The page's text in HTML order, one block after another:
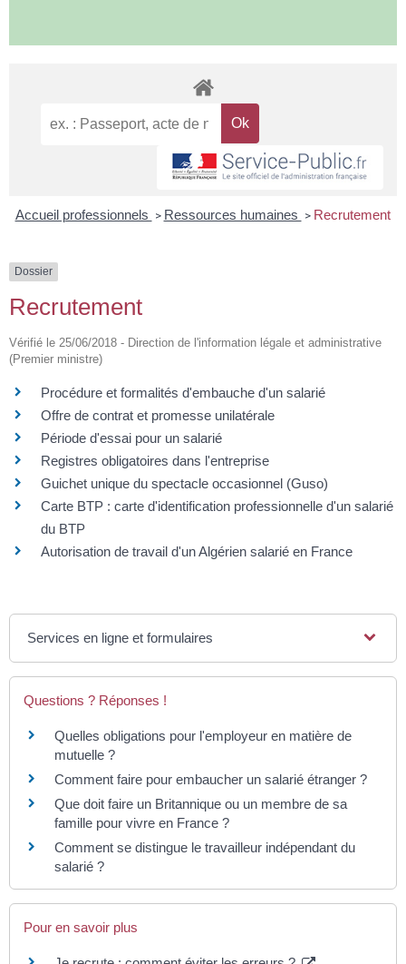
Accueil professionnels > Ressources humaines > Recrutement
Dossier
Recrutement
Vérifié le 25/06/2018 - Direction de l'information légale et administrative
(Premier ministre)
Procédure et formalités d'embauche d'un salarié
Offre de contrat et promesse unilatérale
Période d'essai pour un salarié
Registres obligatoires dans l'entreprise
Guichet unique du spectacle occasionnel (Guso)
Carte BTP : carte d'identification professionnelle d'un salarié
du BTP
Autorisation de travail d'un Algérien salarié en France
Services en ligne et formulaires
Questions ? Réponses !
Quelles obligations pour l'employeur en matière de
mutuelle ?
Comment faire pour embaucher un salarié étranger ?
Que doit faire un Britannique ou un membre de sa
famille pour vivre en France ?
Comment se distingue le travailleur indépendant du
salarié ?
Pour en savoir plus